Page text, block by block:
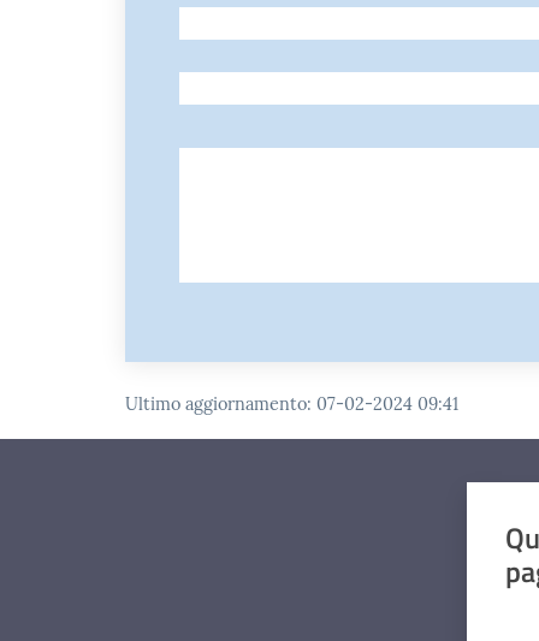
-
Ultimo aggiornamento: 07-02-2024 09:41